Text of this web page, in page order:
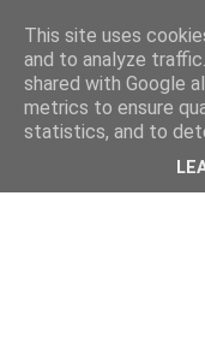
This site uses
and to analyze
shared with Google
metrics to ensure
statistics, and to